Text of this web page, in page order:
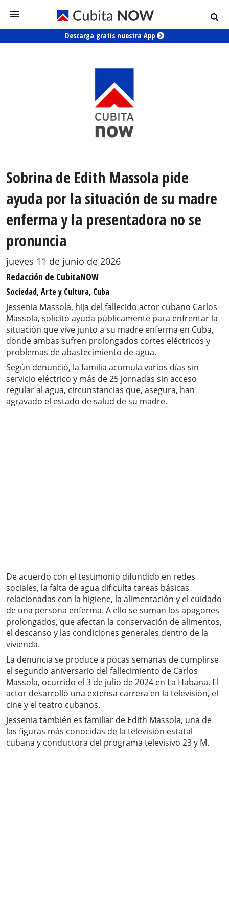
Descarga gratis nuestra App
Sobrina de Edith Massola pide
ayuda por la situación de su madre
enferma y la presentadora no se
pronuncia
jueves 11 de junio de 2026
Redacción de CubitaNOW
Sociedad, Arte y Cultura, Cuba
Jessenia Massola, hija del fallecido actor cubano Carlos
Massola, solicitó ayuda públicamente para enfrentar la
situación que vive junto a su madre enferma en Cuba,
donde ambas sufren prolongados cortes eléctricos y
problemas de abastecimiento de agua.
Según denunció, la familia acumula varios días sin
servicio eléctrico y más de 25 jornadas sin acceso
regular al agua, circunstancias que, asegura, han
agravado el estado de salud de su madre.
De acuerdo con el testimonio difundido en redes
sociales, la falta de agua dificulta tareas básicas
relacionadas con la higiene, la alimentación y el cuidado
de una persona enferma. A ello se suman los apagones
prolongados, que afectan la conservación de alimentos,
el descanso y las condiciones generales dentro de la
vivienda.
La denuncia se produce a pocas semanas de cumplirse
el segundo aniversario del fallecimiento de Carlos
Massola, ocurrido el 3 de julio de 2024 en La Habana. El
actor desarrolló una extensa carrera en la televisión, el
cine y el teatro cubanos.
Jessenia también es familiar de Edith Massola, una de
las figuras más conocidas de la televisión estatal
cubana y conductora del programa televisivo 23 y M.